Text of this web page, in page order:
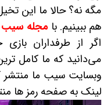
مگه نه؟ حالا ما این
هم ببینیم. با مجله سیب
اگر از طرفداران
می‌دانید که ما کامل
وبسایت سیب ما منتشر
لینک به صفحه رمز ها